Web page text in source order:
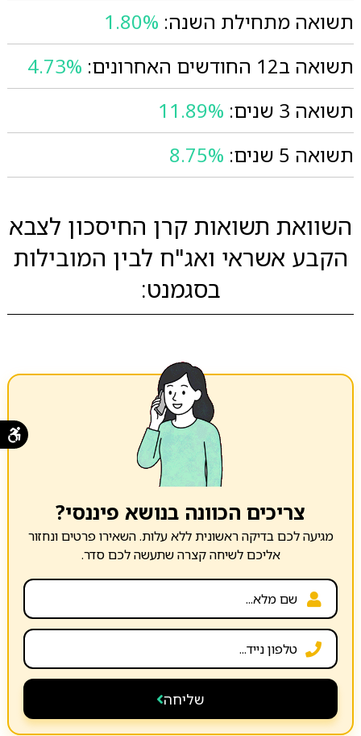
תשואה מתחילת השנה: 1.80%
תשואה ב12 החודשים האחרונים:
4.73%
תשואה 3 שנים:
11.89%
תשואה 5 שנים:
8.75%
השוואת תשואות קרן החיסכון לצבא
הקבע אשראי ואג"ח לבין המובילות
בסגמנט:
צריכים הכוונה בנושא פיננסי?
מגיעה לכם בדיקה ראשונית ללא עלות. השאירו פרטים ונחזור
אליכם לשיחה קצרה שתעשה לכם סדר.
שליחה